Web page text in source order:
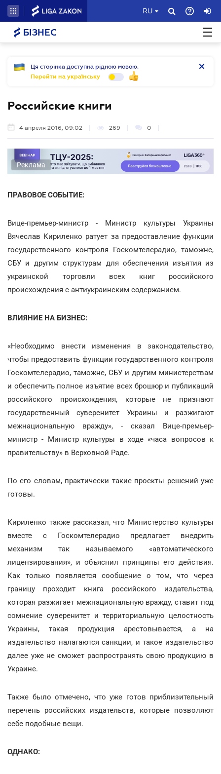
RU
БІЗНЕС
Ця сторінка доступна рідною мовою.
Перейти на українську
Российские книги
4 апреля 2016, 09:02 269 0
Реклама
ПРАВОВОЕ СОБЫТИЕ:
Вице-премьер-министр - Министр культуры Украины
Вячеслав Кириленко ратует за предоставление функции
государственного контроля Госкомтелерадио, таможне,
СБУ и другим структурам для обеспечения изъятия из
украинской торговли всех книг российского
происхождения с антиукраинским содержанием.
ВЛИЯНИЕ НА БИЗНЕС:
«Необходимо внести изменения в законодательство,
чтобы предоставить функции государственного контроля
Госкомтелерадио, таможне, СБУ и другим министерствам
и обеспечить полное изъятие всех брошюр и публикаций
российского происхождения, которые не признают
государственный суверенитет Украины и разжигают
межнациональную вражду», - сказал Вице-премьер-
министр - Министр культуры в ходе «часа вопросов к
правительству» в Верховной Раде.
По его словам, практически такие проекты решений уже
готовы.
Кириленко также рассказал, что Министерство культуры
вместе с Госкомтелерадио предлагает внедрить
механизм так называемого «автоматического
лицензирования», и объяснил принципы его действия.
Как только появляется сообщение о том, что через
границу проходит книга российского издательства,
которая разжигает межнациональную вражду, ставит под
сомнение суверенитет и территориальную целостность
Украины, такая продукция арестовывается, а на
издательство налагаются санкции, и такое издательство
далее уже не сможет распространять свою продукцию в
Украине.
Также было отмечено, что уже готов приблизительный
перечень российских издательств, которые позволяют
себе подобные вещи.
ОДНАКО: